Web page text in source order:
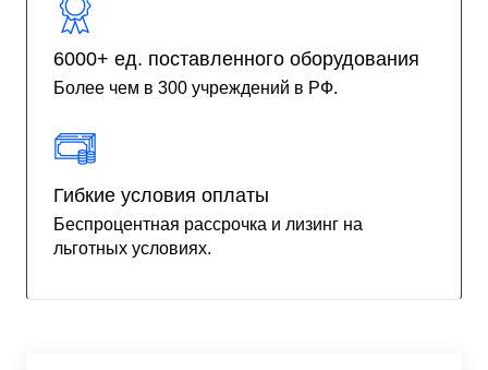
6000+ ед. поставленного оборудования
Более чем в 300 учреждений в РФ.
Гибкие условия оплаты
Беспроцентная рассрочка и лизинг на
льготных условиях.